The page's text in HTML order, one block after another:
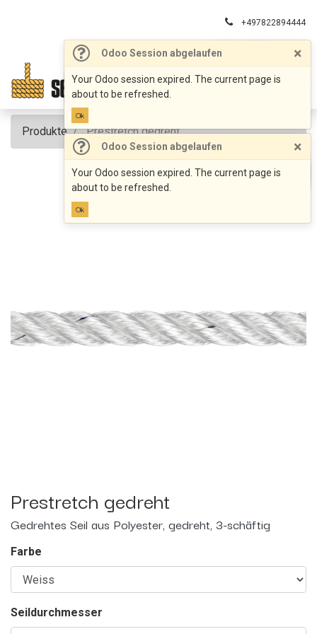
Odoo Session abgelaufen ×
Your Odoo session expired. The current page is
about to be refreshed.
Ok
Odoo Session abgelaufen ×
Your Odoo session expired. The current page is
about to be refreshed.
Ok
+497822894444
Produkte Prestretch gedreht
Prestretch gedreht
Gedrehtes Seil aus Polyester, gedreht, 3-schäftig
Farbe
Seildurchmesser